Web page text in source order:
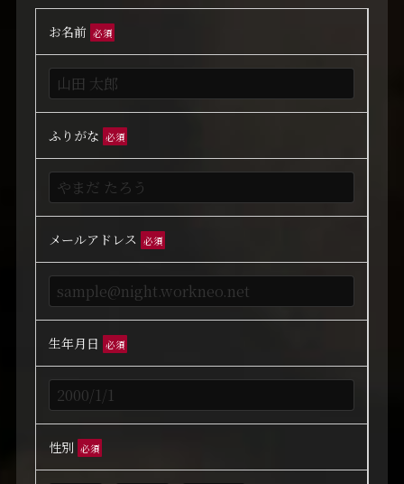
お名前 必須
ふりがな 必須
メールアドレス 必須
生年月日 必須
性別 必須